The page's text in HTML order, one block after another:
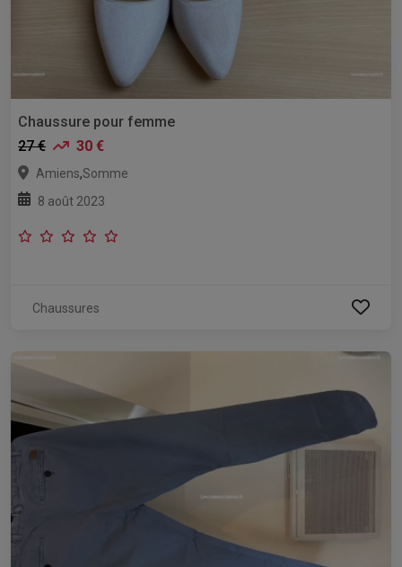
Chaussure pour femme
27 €
30 €
Amiens,Somme
8 août 2023
Chaussures